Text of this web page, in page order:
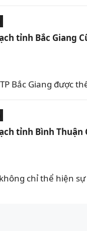
tỉnh Bắc Giang
Bắc Giang được
tỉnh Bình Thuận
chỉ thể hiện